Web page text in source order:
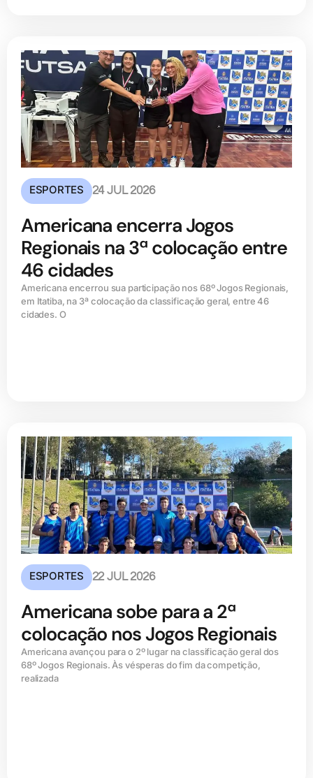
ESPORTES 24 JUL 2026
Americana encerra Jogos
Regionais na 3ª colocação entre
46 cidades
Americana encerrou sua participação nos 68º Jogos Regionais,
em Itatiba, na 3ª colocação da classificação geral, entre 46
cidades. O
ESPORTES 22 JUL 2026
Americana sobe para a 2ª
colocação nos Jogos Regionais
Americana avançou para o 2º lugar na classificação geral dos
68º Jogos Regionais. Às vésperas do fim da competição,
realizada